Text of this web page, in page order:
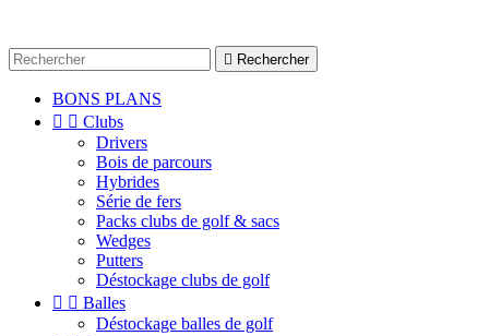
 Rechercher
BONS PLANS
  Clubs
Drivers
Bois de parcours
Hybrides
Série de fers
Packs clubs de golf & sacs
Wedges
Putters
Déstockage clubs de golf
  Balles
Déstockage balles de golf